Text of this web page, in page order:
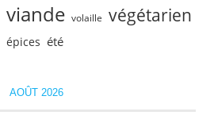
viande volaille végétarien
épices été
AOÛT 2026